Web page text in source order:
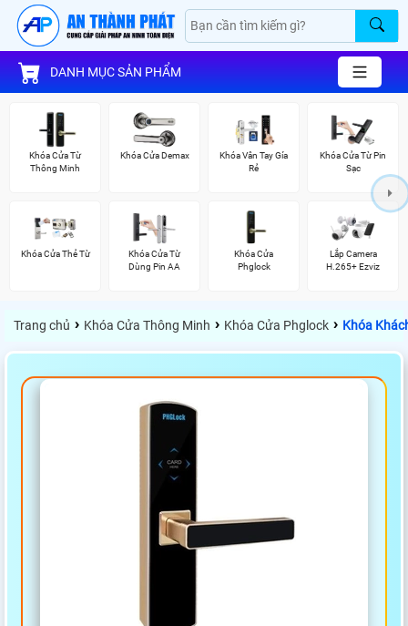
DANH MỤC SẢN PHẨM
Khóa Cửa Từ
Thông Minh
Khóa Cửa Demax
Khóa Vân Tay Gía
Rẻ
Khóa Cửa Từ Pin
Sạc
Khóa Cửa Thẻ Từ
Khóa Cửa Từ
Dùng Pin AA
Khóa Cửa
Phglock
Lắp Camera
H.265+ Ezviz
Trang chủ › Khóa Cửa Thông Minh › Khóa Cửa Phglock › Khóa